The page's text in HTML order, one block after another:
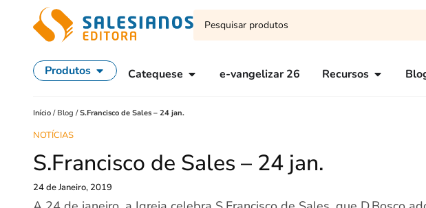
Produtos Catequese e-vangelizar 26 Recursos
Início / Blog /S.Francisco de Sales – 24 jan.
NOTÍCIAS
S.Francisco de Sales – 24 jan.
24 de Janeiro, 2019